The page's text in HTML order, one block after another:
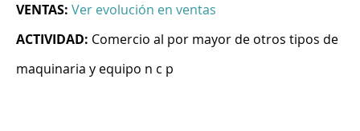
VENTAS: Ver evolución en ventas
ACTIVIDAD: Comercio al por mayor de otros tipos de
maquinaria y equipo n c p